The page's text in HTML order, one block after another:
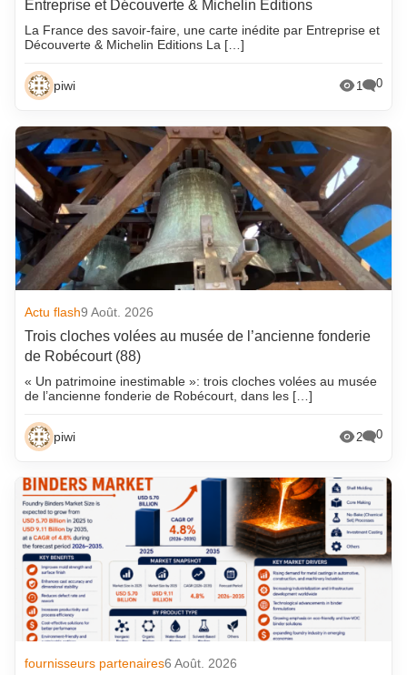
Entreprise et Découverte & Michelin Editions
La France des savoir-faire, une carte inédite par Entreprise et
Découverte & Michelin Editions La […]
piwi 1 0
Actu flash9 Août. 2026
Trois cloches volées au musée de l’ancienne fonderie
de Robécourt (88)
« Un patrimoine inestimable »: trois cloches volées au musée
de l’ancienne fonderie de Robécourt, dans les […]
piwi 2 0
fournisseurs partenaires6 Août. 2026